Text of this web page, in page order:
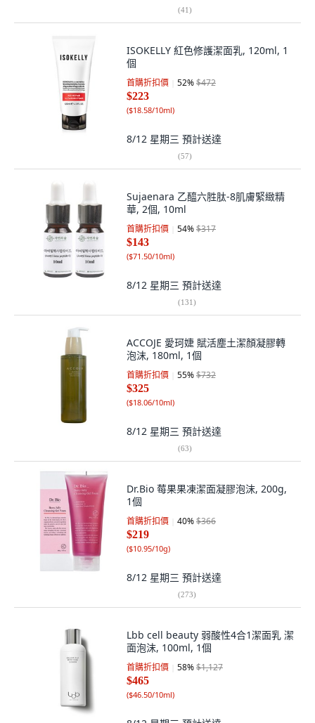
(41)
ISOKELLY 紅色修護潔面乳, 120ml, 1
個
首購折扣價 52%$472
$223
($18.58/10ml)
8/12 星期三 預計送達
(57)
Sujaenara 乙醯六胜肽-8肌膚緊緻精
華, 2個, 10ml
首購折扣價 54%$317
$143
($71.50/10ml)
8/12 星期三 預計送達
(131)
ACCOJE 愛珂婕 賦活塵土潔顏凝膠轉
泡沫, 180ml, 1個
首購折扣價 55%$732
$325
($18.06/10ml)
8/12 星期三 預計送達
(63)
Dr.Bio 莓果果凍潔面凝膠泡沫, 200g,
1個
首購折扣價 40%$366
$219
($10.95/10g)
8/12 星期三 預計送達
(273)
Lbb cell beauty 弱酸性4合1潔面乳 潔
面泡沫, 100ml, 1個
首購折扣價 58%$1,127
$465
($46.50/10ml)